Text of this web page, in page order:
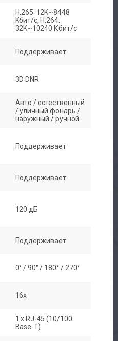
H.265: 12K~8448
Kбит/с, H.264:
32K~10240 Кбит/с
Поддерживает
3D DNR
Авто / естественный
/ уличный фонарь /
наружный / ручной
Поддерживает
Поддерживает
120 дБ
Поддерживает
0° / 90° / 180° / 270°
16x
1 х RJ-45 (10/100
Base-T)